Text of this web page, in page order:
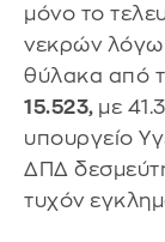
μόνο το
νεκρών λόγω
θύλακα από
15.523, με
υπουργείο
ΔΠΔ
τυχόν